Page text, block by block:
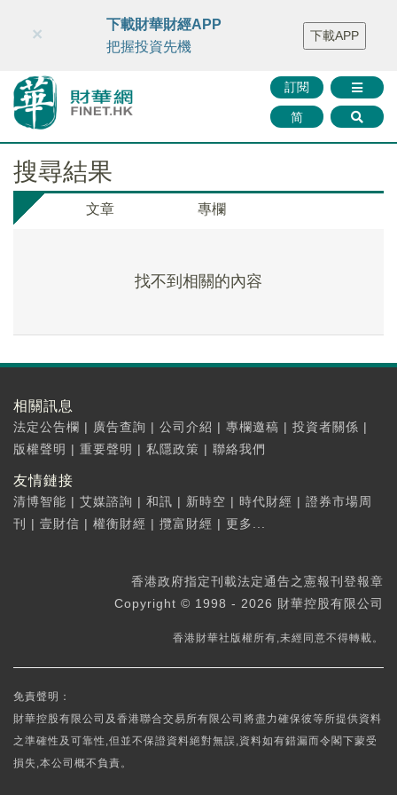
財華智庫網 FINTV FINMETA 財華證券 媒體矩陣
智庫沙龍
聯絡我們
訂閱
简
×
下載財華財經APP
把握投資先機
下載APP
搜尋結果
文章 專欄
找不到相關的內容
相關訊息
法定公告欄 | 廣告查詢 | 公司介紹 | 專欄邀稿 | 投資者關係 |
版權聲明 | 重要聲明 | 私隱政策 | 聯絡我們
友情鏈接
清博智能 | 艾媒諮詢 | 和訊 | 新時空 | 時代財經 | 證券市場周
刊
| 壹財信 | 權衡財經 | 攬富財經 | 更多...
香港政府指定刊載法定通告之憲報刊登報章
Copyright © 1998 - 2026 財華控股有限公司
香港財華社版權所有,未經同意不得轉載。
免責聲明：
財華控股有限公司及香港聯合交易所有限公司將盡力確保彼等所提供資料
之準確性及可靠性,但並不保證資料絕對無誤,資料如有錯漏而令閣下蒙受
損失,本公司概不負責。